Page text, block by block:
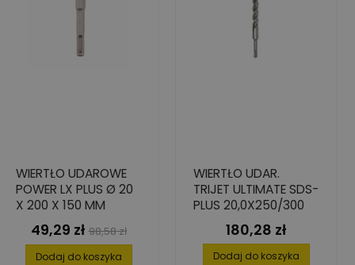
WIERTŁO UDAROWE
POWER LX PLUS Ø 20
X 200 X 150 MM
Cena
49,29 zł Cena
podstawowa
98,58 zł
Dodaj do koszyka
WIERTŁO UDAR.
TRIJET ULTIMATE SDS-
PLUS 20,0X250/300
Cena
180,28 zł
Dodaj do koszyka